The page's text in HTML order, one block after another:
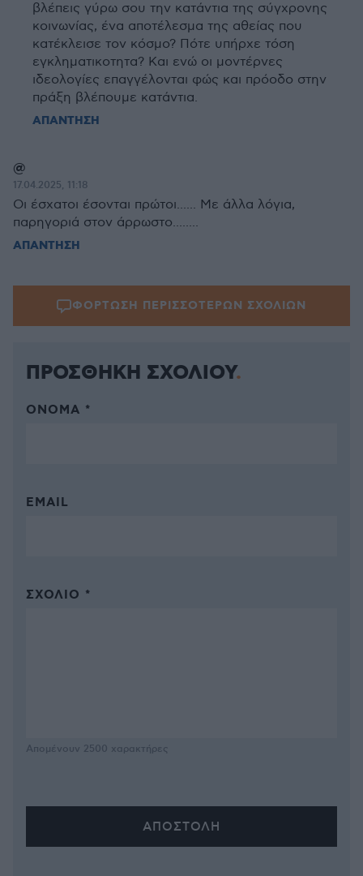
βλέπεις γύρω σου την κατάντια της σύγχρονης
κοινωνίας, ένα αποτέλεσμα της αθείας που
κατέκλεισε τον κόσμο? Πότε υπήρχε τόση
εγκληματικοτητα? Και ενώ οι μοντέρνες
ιδεολογίες επαγγέλονται φώς και πρόοδο στην
πράξη βλέπουμε κατάντια.
ΑΠΑΝΤΗΣΗ
@
17.04.2025, 11:18
Οι έσχατοι έσονται πρώτοι...... Με άλλα λόγια,
παρηγοριά στον άρρωστο........
ΑΠΑΝΤΗΣΗ
ΦΟΡΤΩΣΗ ΠΕΡΙΣΣΟΤΕΡΩΝ ΣΧΟΛΙΩΝ
ΠΡΟΣΘΗΚΗ ΣΧΟΛΙΟΥ
ΌΝΟΜΑ *
EMAIL
ΣΧΌΛΙΟ *
Απομένουν 2500 χαρακτήρες